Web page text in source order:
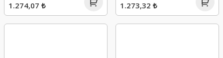
1.274,07 ₺ 1.273,32 ₺